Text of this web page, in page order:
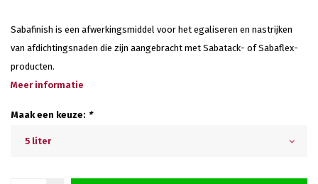
Sabafinish is een afwerkingsmiddel voor het egaliseren en nastrijken
van afdichtingsnaden die zijn aangebracht met Sabatack- of Sabaflex-
producten.
Meer informatie
Maak een keuze: *
5 liter